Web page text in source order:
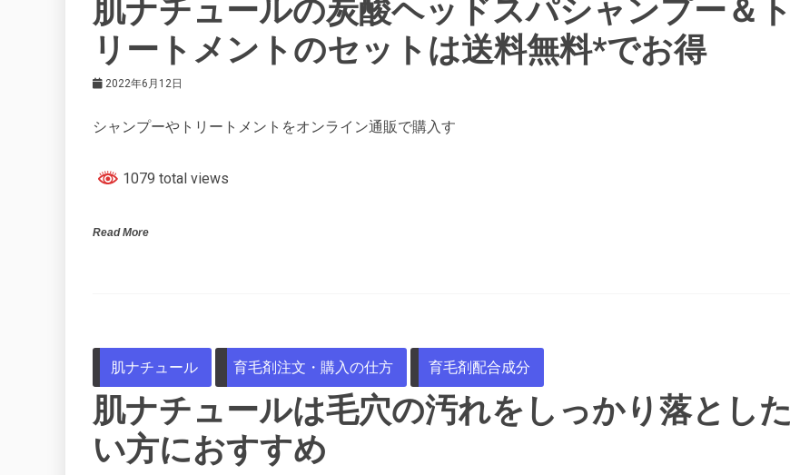
肌ナチュールの炭酸ヘッドスパシャンプー＆ト
リートメントのセットは送料無料*でお得
2022年6月12日
シャンプーやトリートメントをオンライン通販で購入す
1079 total views
Read More
肌ナチュール 育毛剤注文・購入の仕方 育毛剤配合成分
肌ナチュールは毛穴の汚れをしっかり落とした
い方におすすめ